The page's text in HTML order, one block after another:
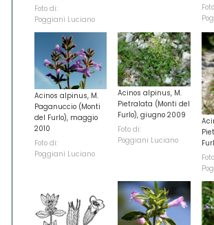
Foto di:
Poggiani Luciano
Acinos alpinus, M.
Paganuccio (Monti
del Furlo), maggio
2010
Foto di:
Poggiani Luciano
Acinos alpinus, M.
Pietralata (Monti del
Furlo), giugno 2009
Foto di:
Poggiani Luciano